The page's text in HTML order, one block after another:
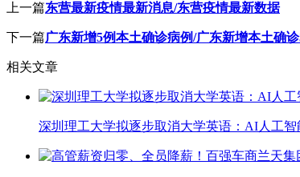
上一篇东营最新疫情最新消息/东营疫情最新数据
下一篇广东新增5例本土确诊病例/广东新增本土确
相关文章
深圳理工大学拟逐步取消大学英语：AI人工